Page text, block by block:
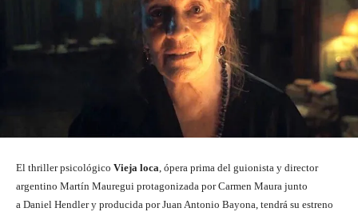
El thriller psicológico Vieja loca, ópera prima del guionista y director
argentino Martín Mauregui protagonizada por Carmen Maura junto
a Daniel Hendler y producida por Juan Antonio Bayona, tendrá su estreno